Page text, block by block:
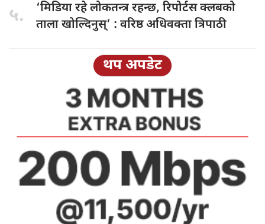
५. ‘मिडिया रहेलोकतन्त्र रहन्छ, रिपोर्टस क्लबको
ताला खोल्दिनुस्’ : वरिष्ठ अधिवक्ता त्रिपाठी
थप अपडेट